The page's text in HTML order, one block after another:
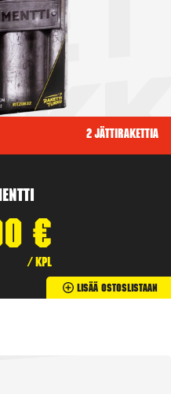
2 jättirakettia
€
/ kpl
Lisää Ostoslistaan